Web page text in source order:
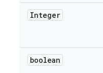
Integer
boolean